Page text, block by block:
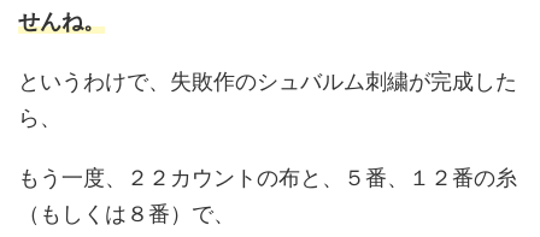
せんね。
というわけで、失敗作のシュバルム刺繍が完成した
ら、
もう一度、２２カウントの布と、５番、１２番の糸
（もしくは８番）で、